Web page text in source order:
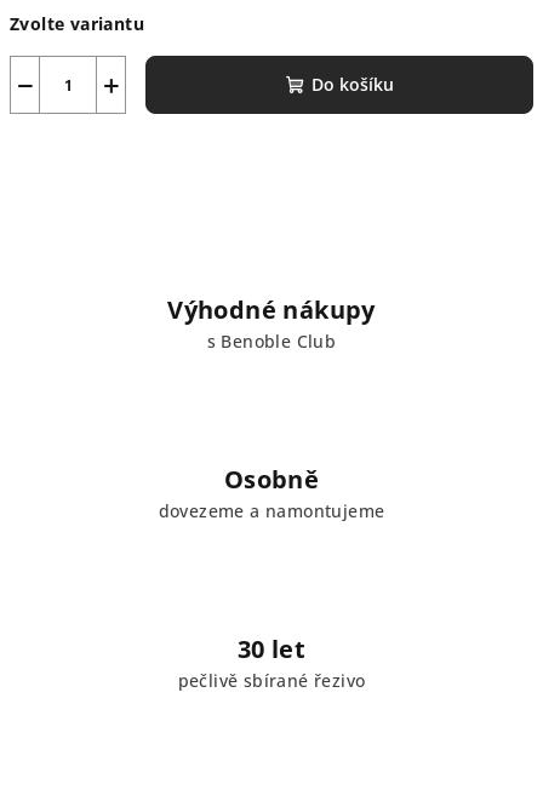
cena:
Zvolte variantu
+
− Do košíku
Výhodné nákupy
s Benoble Club
Osobně
dovezeme a namontujeme
30 let
pečlivě sbírané řezivo